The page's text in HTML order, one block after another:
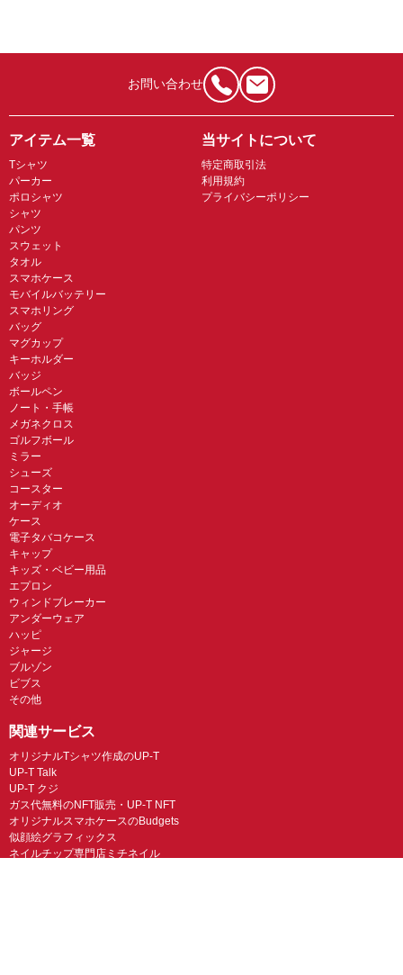
お問い合わせ
アイテム一覧
Tシャツ
パーカー
ポロシャツ
シャツ
パンツ
スウェット
タオル
スマホケース
モバイルバッテリー
スマホリング
バッグ
マグカップ
キーホルダー
バッジ
ボールペン
ノート・手帳
メガネクロス
ゴルフボール
ミラー
シューズ
コースター
オーディオ
ケース
電子タバコケース
キャップ
キッズ・ベビー用品
エプロン
ウィンドブレーカー
アンダーウェア
ハッピ
ジャージ
ブルゾン
ビブス
その他
当サイトについて
特定商取引法
利用規約
プライバシーポリシー
関連サービス
オリジナルTシャツ作成のUP-T
UP-T Talk
UP-T クジ
ガス代無料のNFT販売・UP-T NFT
オリジナルスマホケースのBudgets
似顔絵グラフィックス
ネイルチップ専門店ミチネイル